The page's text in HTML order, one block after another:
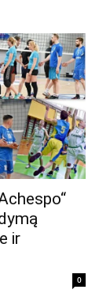
ir
0